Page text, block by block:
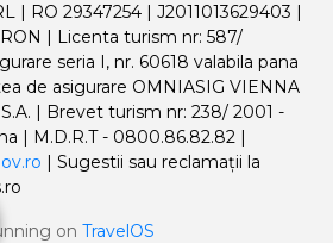
| RO 29347254 | J2011013629403 |
| Licenta turism nr: 587/
seria I, nr. 60618 valabila pana
de asigurare OMNIASIG VIENNA
S.A. | Brevet turism nr: 238/ 2001 -
| M.D.R.T - 0800.86.82.82 |
| Sugestii sau reclamații la
on TravelOS